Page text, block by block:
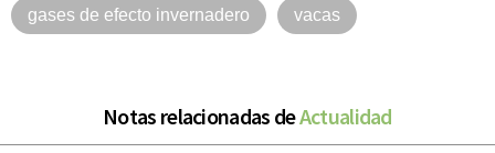
gases de efecto invernadero vacas
Notas relacionadas deActualidad